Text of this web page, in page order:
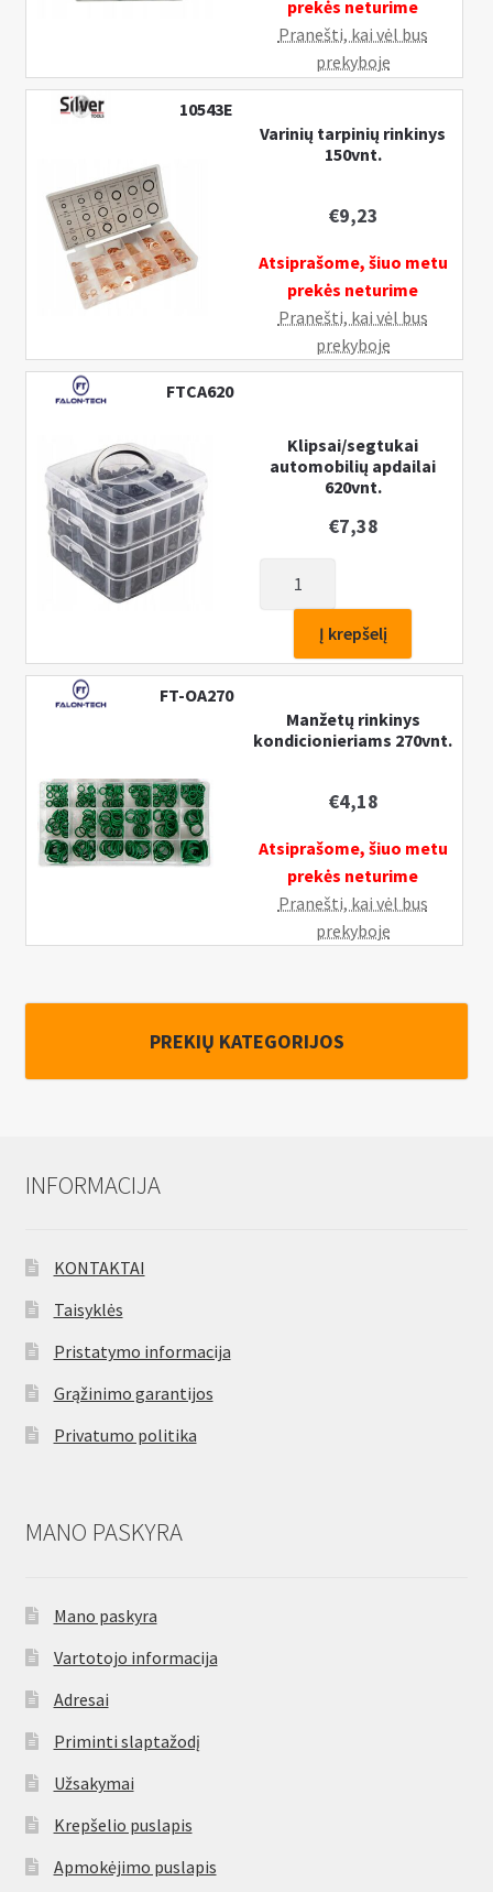
prekės neturime
Pranešti, kai vėl bus
prekyboje
10543E
Varinių tarpinių rinkinys
150vnt.
€9,23
Atsiprašome, šiuo metu
prekės neturime
Pranešti, kai vėl bus
prekyboje
FTCA620
Klipsai/segtukai
automobilių apdailai
620vnt.
€7,38
Klipsai/segtukai
automobilių
apdailai
620vnt.
Į krepšelį
FT-OA270
Manžetų rinkinys
kondicionieriams 270vnt.
€4,18
Atsiprašome, šiuo metu
prekės neturime
Pranešti, kai vėl bus
prekyboje
PREKIŲ KATEGORIJOS
INFORMACIJA
KONTAKTAI
Taisyklės
Pristatymo informacija
Grąžinimo garantijos
Privatumo politika
MANO PASKYRA
Mano paskyra
Vartotojo informacija
Adresai
Priminti slaptažodį
Užsakymai
Krepšelio puslapis
Apmokėjimo puslapis